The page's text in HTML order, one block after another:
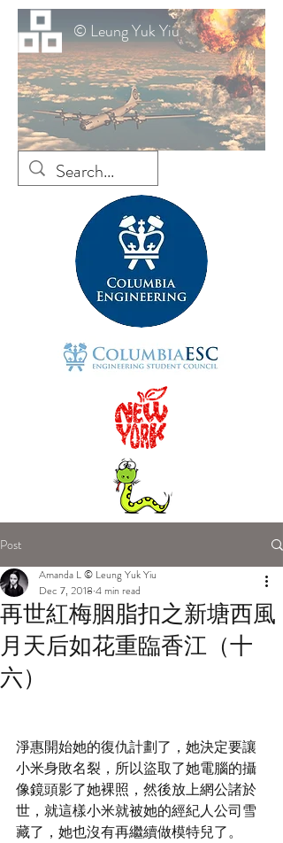
© Leung Yuk Yiu
Post
再世紅梅胭脂扣之新塘西風
月天后如花重臨香江（十
六）
Amanda L © Leung Yuk Yiu
Dec 7, 2018 4 min read
淨惠開始她的復仇計劃了，她決定要讓
小米身敗名裂，所以盜取了她電腦的攝
像鏡頭影了她裸照，然後放上網公諸於
世，就這樣小米就被她的經紀人公司雪
藏了，她也沒有再繼續做模特兒了。